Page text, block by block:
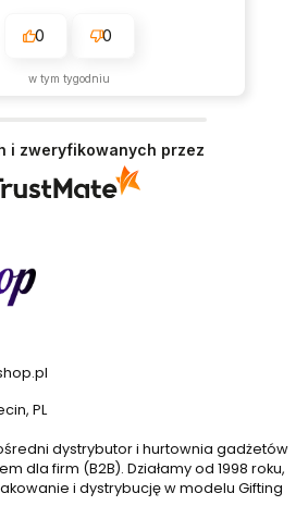
0 0
w tym tygodniu
i zweryfikowanych przez
PL
dystrybutor i hurtownia gadżetów
dla firm (B2B). Działamy od 1998 roku,
i dystrybucję w modelu Gifting